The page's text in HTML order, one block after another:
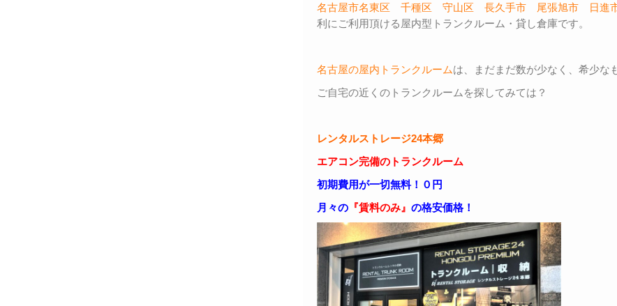
名古屋市名東区 千種区 守山区 長久手市 尾張旭市 日進
利にご利用頂ける屋内型トランクルーム・貸し倉庫です。
名古屋の屋内トランクルームは、まだまだ数が少なく、希少な
ご自宅の近くのトランクルームを探してみては？
レンタルストレージ24本郷
エアコン完備のトランクルーム
初期費用が一切無料！０円
月々の 『賃料のみ』の格安価格！